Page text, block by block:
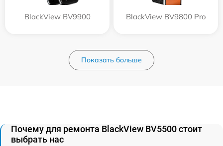
BlackView BV9900 BlackView BV9800 Pro
Показать больше
Почему для ремонта BlackView BV5500 стоит
выбрать нас